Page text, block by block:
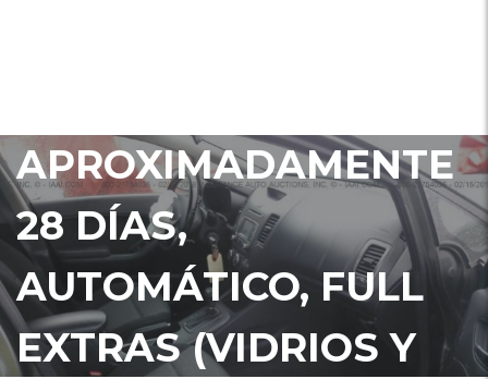
APROXIMADAMENTE
28 DÍAS,
AUTOMÁTICO, FULL
EXTRAS (VIDRIOS Y